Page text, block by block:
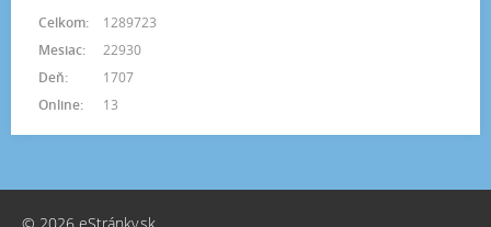
Online: 13
Celkom:
1289723
Mesiac:
22930
Deň:
1707